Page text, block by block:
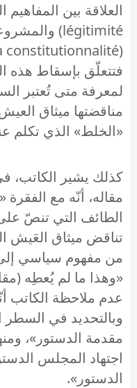
فتتعلّق بإسقاط هذه
لمعرفة متى تُعتبر
مناقضتها ميثاق
«الخلط» الذي تكلم
كذلك يشير الكاتب،
مقاله، أنّه مع
الطائف التي تنصّ
تناقض ميثاق العَيش
من مفهوم سياسي
«وهذا ما لم يُعطِه
عدم ملاحظة الكاتب
وبالتحديد في السطر
مقدمة الدستور»،
اجتهاد المجلس
الدستور».